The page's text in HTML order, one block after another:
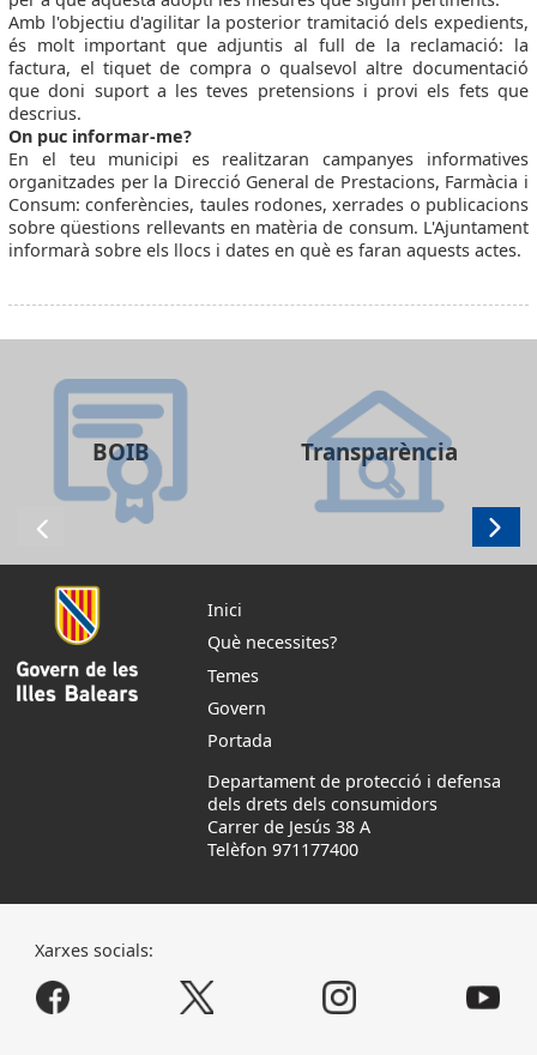
Amb l'objectiu d'agilitar la posterior tramitació dels expedients,
és molt important que adjuntis al full de la reclamació: la
factura, el tiquet de compra o qualsevol altre documentació
que doni suport a les teves pretensions i provi els fets que
descrius.
On puc informar-me?
En el teu municipi es realitzaran campanyes informatives
organitzades per la Direcció General de Prestacions, Farmàcia i
Consum: conferències, taules rodones, xerrades o publicacions
sobre qüestions rellevants en matèria de consum. L'Ajuntament
informarà sobre els llocs i dates en què es faran aquests actes.
BOIB Transparència
Inici
Què necessites?
Temes
Govern
Portada
Departament de protecció i defensa
dels drets dels consumidors
Carrer de Jesús 38 A
Telèfon 971177400
Xarxes socials: